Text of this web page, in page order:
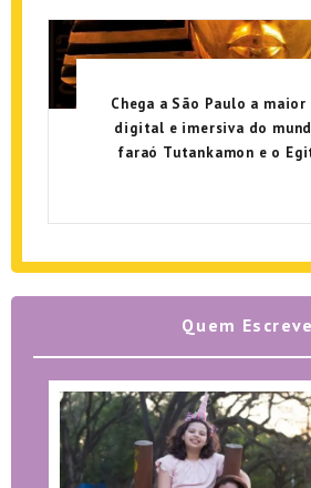
Chega a São Paulo a
digital e imersiva do
faraó Tutankamon e o
Quem Escreve